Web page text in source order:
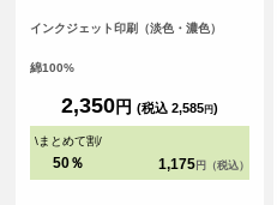
合わせたシンプルなシルエットのた
ができる長袖Tシャツとなっていま
インクジェット印刷（淡色・濃色）
綿100%
2,350円 (税込 2,585円)
\まとめて割/
50％ 1,175 円（税込）